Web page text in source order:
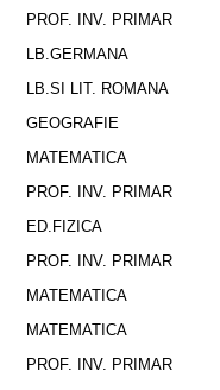
PROF. INV. PRIMAR
LB.GERMANA
LB.SI LIT. ROMANA
GEOGRAFIE
MATEMATICA
PROF. INV. PRIMAR
ED.FIZICA
PROF. INV. PRIMAR
MATEMATICA
MATEMATICA
PROF. INV. PRIMAR